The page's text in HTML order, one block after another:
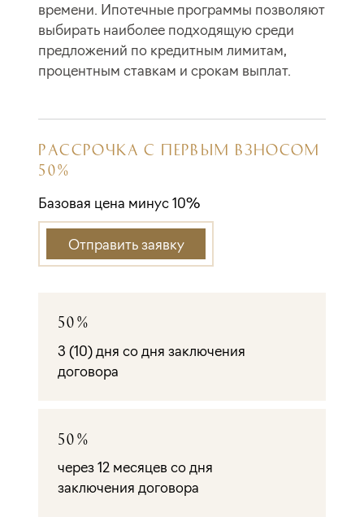
времени. Ипотечные программы позволяют
выбирать наиболее подходящую среди
предложений по кредитным лимитам,
процентным ставкам и срокам выплат.
РАССРОЧКА С ПЕРВЫМ ВЗНОСОМ
50%
Базовая цена минус 10%
Отправить заявку
50%
3 (10) дня со дня заключения
договора
50%
через 12 месяцев со дня
заключения договора